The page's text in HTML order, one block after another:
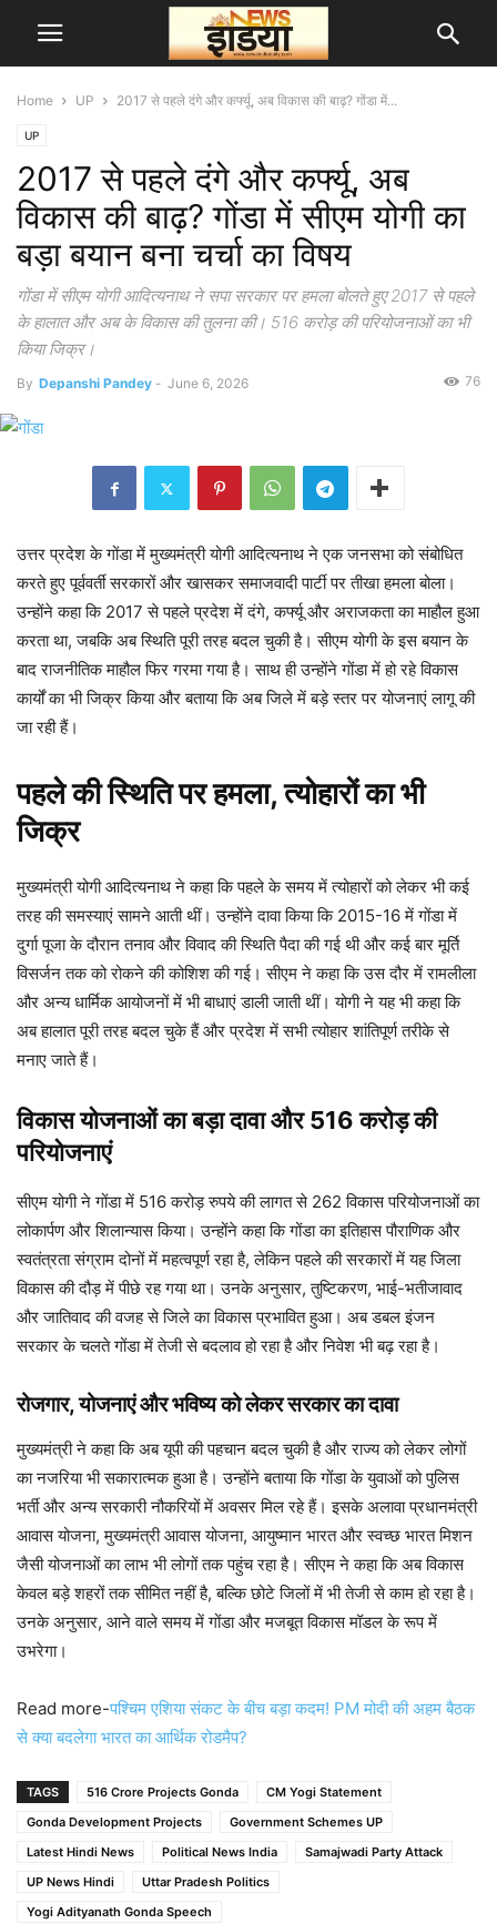
Home UP 2017 से पहले दंगे और कर्फ्यू, अब विकास की बाढ़? गोंडा में...
UP
2017 से पहले दंगे और कर्फ्यू, अब
विकास की बाढ़? गोंडा में सीएम योगी का
बड़ा बयान बना चर्चा का विषय
गोंडा में सीएम योगी आदित्यनाथ ने सपा सरकार पर हमला बोलते हुए 2017 से पहले
के हालात और अब के विकास की तुलना की। 516 करोड़ की परियोजनाओं का भी
किया जिक्र।
By Depanshi Pandey - June 6, 2026 76
उत्तर प्रदेश के गोंडा में मुख्यमंत्री योगी आदित्यनाथ ने एक जनसभा को संबोधित
करते हुए पूर्ववर्ती सरकारों और खासकर समाजवादी पार्टी पर तीखा हमला बोला।
उन्होंने कहा कि 2017 से पहले प्रदेश में दंगे, कर्फ्यू और अराजकता का माहौल हुआ
करता था, जबकि अब स्थिति पूरी तरह बदल चुकी है। सीएम योगी के इस बयान के
बाद राजनीतिक माहौल फिर गरमा गया है। साथ ही उन्होंने गोंडा में हो रहे विकास
कार्यों का भी जिक्र किया और बताया कि अब जिले में बड़े स्तर पर योजनाएं लागू की
जा रही हैं।
पहले की स्थिति पर हमला, त्योहारों का भी
जिक्र
मुख्यमंत्री योगी आदित्यनाथ ने कहा कि पहले के समय में त्योहारों को लेकर भी कई
तरह की समस्याएं सामने आती थीं। उन्होंने दावा किया कि 2015-16 में गोंडा में
दुर्गा पूजा के दौरान तनाव और विवाद की स्थिति पैदा की गई थी और कई बार मूर्ति
विसर्जन तक को रोकने की कोशिश की गई। सीएम ने कहा कि उस दौर में रामलीला
और अन्य धार्मिक आयोजनों में भी बाधाएं डाली जाती थीं। योगी ने यह भी कहा कि
अब हालात पूरी तरह बदल चुके हैं और प्रदेश में सभी त्योहार शांतिपूर्ण तरीके से
मनाए जाते हैं।
विकास योजनाओं का बड़ा दावा और 516 करोड़ की
परियोजनाएं
सीएम योगी ने गोंडा में 516 करोड़ रुपये की लागत से 262 विकास परियोजनाओं का
लोकार्पण और शिलान्यास किया। उन्होंने कहा कि गोंडा का इतिहास पौराणिक और
स्वतंत्रता संग्राम दोनों में महत्वपूर्ण रहा है, लेकिन पहले की सरकारों में यह जिला
विकास की दौड़ में पीछे रह गया था। उनके अनुसार, तुष्टिकरण, भाई-भतीजावाद
और जातिवाद की वजह से जिले का विकास प्रभावित हुआ। अब डबल इंजन
सरकार के चलते गोंडा में तेजी से बदलाव हो रहा है और निवेश भी बढ़ रहा है।
रोजगार, योजनाएं और भविष्य को लेकर सरकार का दावा
मुख्यमंत्री ने कहा कि अब यूपी की पहचान बदल चुकी है और राज्य को लेकर लोगों
का नजरिया भी सकारात्मक हुआ है। उन्होंने बताया कि गोंडा के युवाओं को पुलिस
भर्ती और अन्य सरकारी नौकरियों में अवसर मिल रहे हैं। इसके अलावा प्रधानमंत्री
आवास योजना, मुख्यमंत्री आवास योजना, आयुष्मान भारत और स्वच्छ भारत मिशन
जैसी योजनाओं का लाभ भी लोगों तक पहुंच रहा है। सीएम ने कहा कि अब विकास
केवल बड़े शहरों तक सीमित नहीं है, बल्कि छोटे जिलों में भी तेजी से काम हो रहा है।
उनके अनुसार, आने वाले समय में गोंडा और मजबूत विकास मॉडल के रूप में
उभरेगा।
Read more-पश्चिम एशिया संकट के बीच बड़ा कदम! PM मोदी की अहम बैठक
से क्या बदलेगा भारत का आर्थिक रोडमैप?
TAGS 516 Crore Projects Gonda
CM Yogi Statement
Gonda Development Projects
Government Schemes UP
Latest Hindi News
Political News India
Samajwadi Party Attack
UP News Hindi
Uttar Pradesh Politics
Yogi Adityanath Gonda Speech